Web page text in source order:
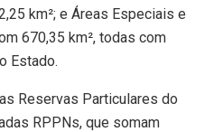
km²; e Áreas Especiais e
670,35 km², todas com
Estado.
Reservas Particulares do
RPPNs, que somam